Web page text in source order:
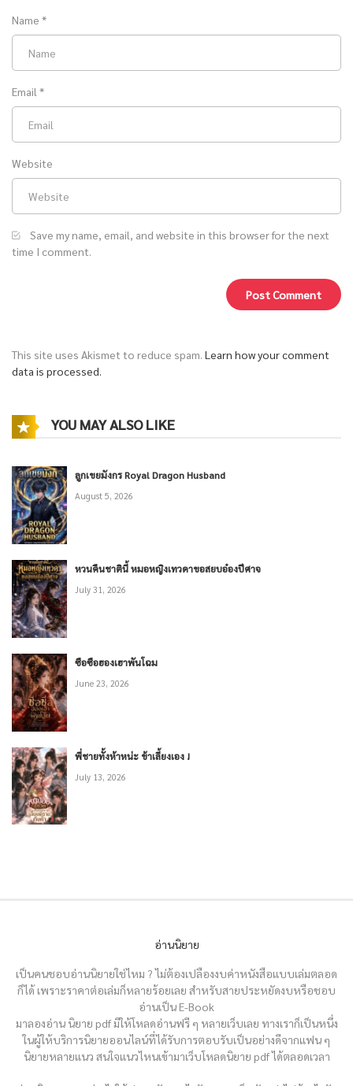
Name *
Email *
Website
Save my name, email, and website in this browser for the next
time I comment.
This site uses Akismet to reduce spam. Learn how your comment
data is processed.
YOU MAY ALSO LIKE
ลูกเขยมังกร Royal Dragon Husband
August 5, 2026
หวนคืนชาตินี้ หมอหญิงเทวดาขอสยบอ๋องปีศาจ
July 31, 2026
ซือซือฮองเฮาพันโฉม
June 23, 2026
พี่ชายทั้งห้าหน่ะ ข้าเลี้ยงเอง !
July 13, 2026
อ่านนิยาย
เป็นคนชอบอ่านนิยายใช่ไหม ? ไม่ต้องเปลืองงบค่าหนังสือแบบเล่มตลอด
ก็ได้ เพราะราคาต่อเล่มก็หลายร้อยเลย สำหรับสายประหยัดงบหรือชอบ
อ่านเป็น E-Book
มาลองอ่าน นิยาย pdf มีให้โหลดอ่านฟรี ๆ หลายเว็บเลย ทางเราก็เป็นหนึ่ง
ในผู้ให้บริการนิยายออนไลน์ที่ได้รับการตอบรับเป็นอย่างดีจากแฟน ๆ
นิยายหลายแนว สนใจแนวไหนเข้ามาเว็บโหลดนิยาย pdf ได้ตลอดเวลา